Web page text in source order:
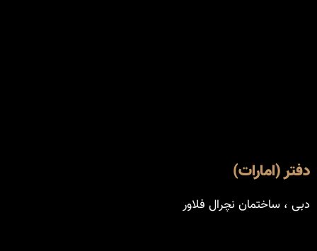
دفتر (امارات)
دبی ، ساختمان نچرال فلاور